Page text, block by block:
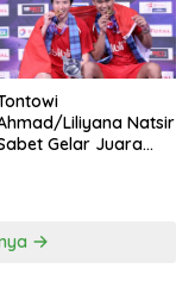
Liliyana Natsir
Gelar Juara